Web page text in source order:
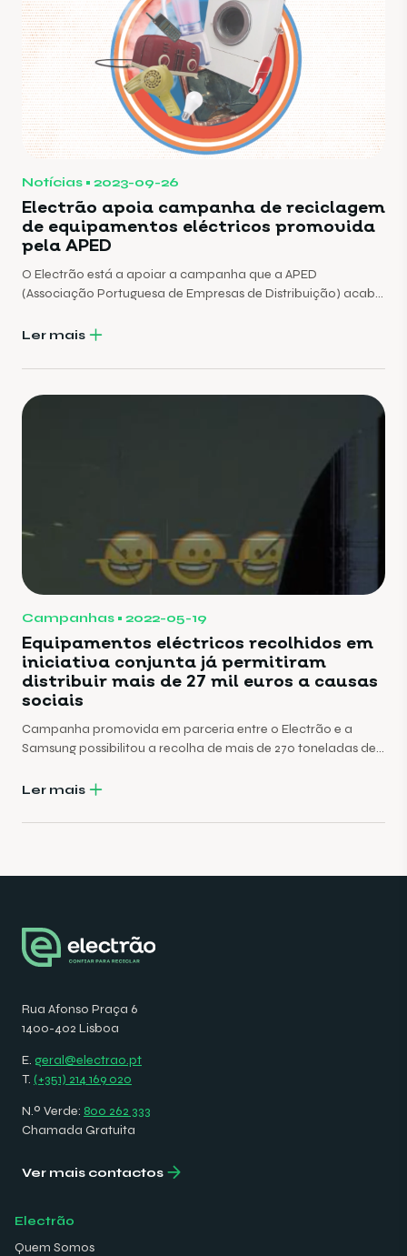
Notícias 2023-09-26
Electrão apoia campanha de reciclagem
de equipamentos eléctricos promovida
pela APED
O Electrão está a apoiar a campanha que a APED
(Associação Portuguesa de Empresas de Distribuição) acaba
eléctricos usados.
Ler mais
Campanhas 2022-05-19
Equipamentos eléctricos recolhidos em
iniciativa conjunta já permitiram
distribuir mais de 27 mil euros a causas
sociais
Campanha promovida em parceria entre o Electrão e a
Samsung possibilitou a recolha de mais de 270 toneladas de
Ler mais
Rua Afonso Praça 6
1400-402 Lisboa
E. geral@electrao.pt
T. (+351) 214 169 020
N.º Verde: 800 262 333
Chamada Gratuita
Ver mais contactos
Electrão
Quem Somos